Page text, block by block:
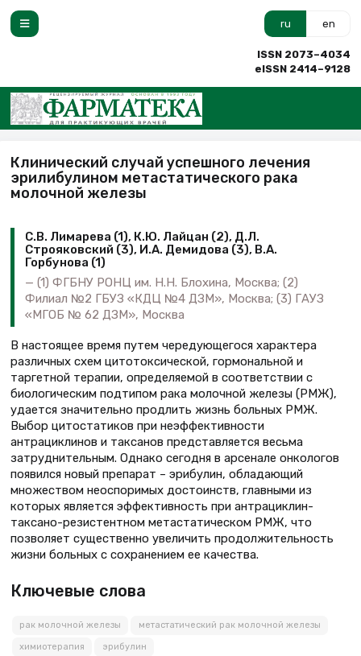
ru en
ISSN 2073–4034
eISSN 2414–9128
Клинический случай успешного лечения
эрилибулином метастатического рака
молочной железы
С.В. Лимарева (1), К.Ю. Лайцан (2), Д.Л.
Строяковский (3), И.А. Демидова (3), В.А.
Горбунова (1)
(1) ФГБНУ РОНЦ им. Н.Н. Блохина, Москва; (2)
Филиал №2 ГБУЗ «КДЦ №4 ДЗМ», Москва; (3) ГАУЗ
«МГОБ № 62 ДЗМ», Москва
В настоящее время путем чередующегося характера
различных схем цитотоксической, гормональной и
таргетной терапии, определяемой в соответствии с
биологическим подтипом рака молочной железы (РМЖ),
удается значительно продлить жизнь больных РМЖ.
Выбор цитостатиков при неэффективности
антрациклинов и таксанов представляется весьма
затруднительным. Однако сегодня в арсенале онкологов
появился новый препарат – эрибулин, обладающий
множеством неоспоримых достоинств, главными из
которых является эффективность при антрациклин-
таксано-резистентном метастатическом РМЖ, что
позволяет существенно увеличить продолжительность
жизни больных с сохранением ее качества.
Ключевые слова
рак молочной железы метастатический рак молочной железы
химиотерапия эрибулин